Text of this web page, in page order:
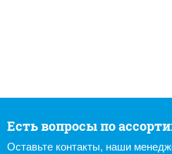
Есть вопросы по
Оставьте контакты, наши